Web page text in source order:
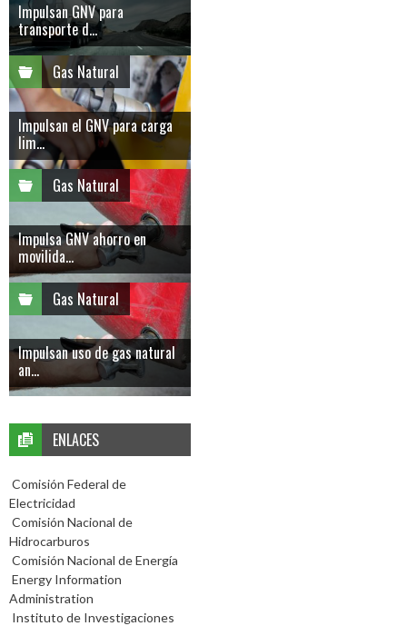
Impulsan GNV para
transporte d...
Gas Natural
Impulsan el GNV para carga
lim...
Gas Natural
Impulsa GNV ahorro en
movilida...
Gas Natural
Impulsan uso de gas natural
an...
ENLACES
Comisión Federal de
Electricidad
Comisión Nacional de
Hidrocarburos
Comisión Nacional de Energía
Energy Information
Administration
Instituto de Investigaciones